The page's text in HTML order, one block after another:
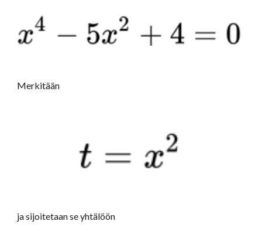
Merkitään
ja sijoitetaan se yhtälöön